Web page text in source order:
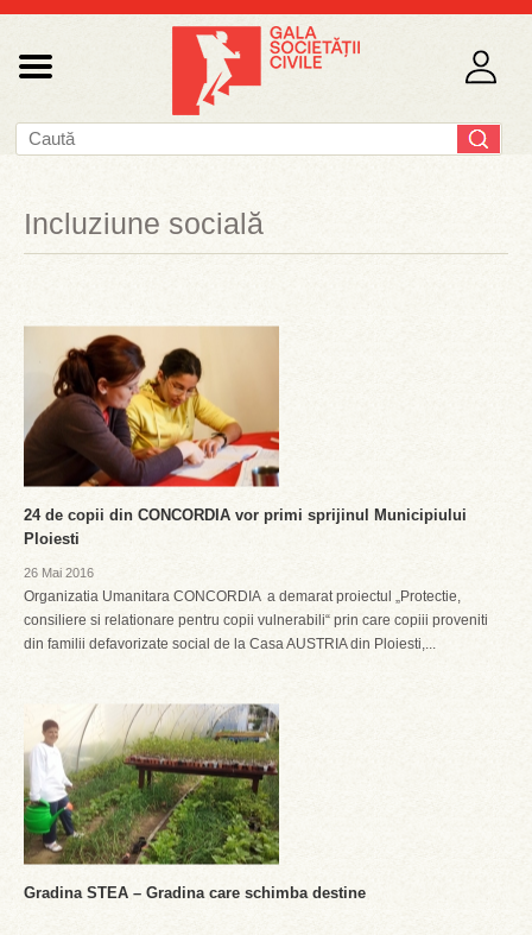
Incluziune socială
24 de copii din CONCORDIA vor primi sprijinul Municipiului
Ploiesti
26 Mai 2016
Organizatia Umanitara CONCORDIA a demarat proiectul „Protectie,
consiliere si relationare pentru copii vulnerabili“ prin care copiii proveniti
din familii defavorizate social de la Casa AUSTRIA din Ploiesti,...
Gradina STEA – Gradina care schimba destine